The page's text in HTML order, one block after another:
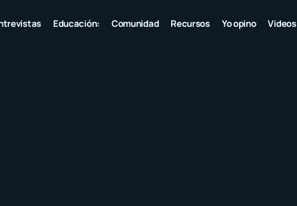
Educación: Comunidad Recursos Yo opino Videos